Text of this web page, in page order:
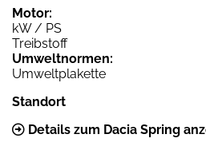
Motor:
kW / PS
Treibstoff
Umweltnormen:
Umweltplakette
Standort
Details zum Dacia Spring